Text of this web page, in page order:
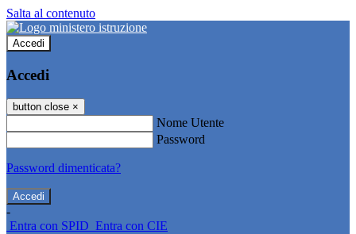
Salta al contenuto
Accedi
Accedi
button close ×
Nome Utente
Password
Password dimenticata?
-
Entra con SPID Entra con CIE